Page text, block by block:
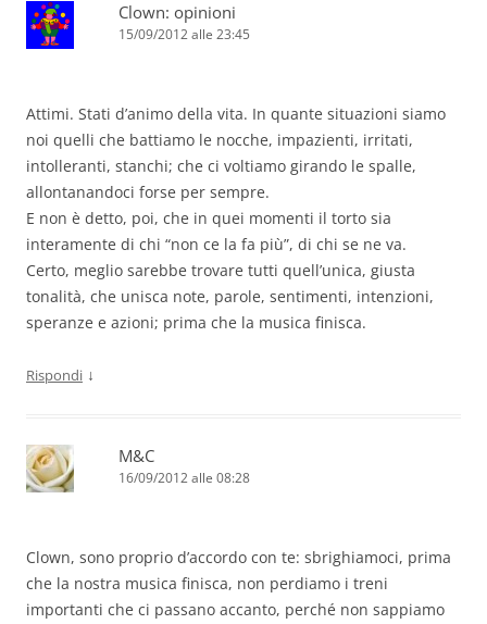
Clown: opinioni
15/09/2012 alle 23:45
Attimi. Stati d’animo della vita. In quante situazioni siamo
noi quelli che battiamo le nocche, impazienti, irritati,
intolleranti, stanchi; che ci voltiamo girando le spalle,
allontanandoci forse per sempre.
E non è detto, poi, che in quei momenti il torto sia
interamente di chi “non ce la fa più”, di chi se ne va.
Certo, meglio sarebbe trovare tutti quell’unica, giusta
tonalità, che unisca note, parole, sentimenti, intenzioni,
speranze e azioni; prima che la musica finisca.
Rispondi ↓
M&C
16/09/2012 alle 08:28
Clown, sono proprio d’accordo con te: sbrighiamoci, prima
che la nostra musica finisca, non perdiamo i treni
importanti che ci passano accanto, perché non sappiamo